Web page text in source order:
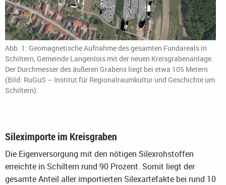
Abb. 1: Geomagnetische Aufnahme des gesamten Fundareals in
Schiltern, Gemeinde Langenlois mit der neuen Kreisgrabenanlage.
Der Durchmesser des äußeren Grabens liegt bei etwa 105 Metern
(Bild: RuGuS – Institut für Regionalraumkultur und Geschichte um
Schiltern).
Sileximporte im Kreisgraben
Die Eigenversorgung mit den nötigen Silexrohstoffen
erreichte in Schiltern rund 90 Prozent. Somit liegt der
gesamte Anteil aller importierten Silexartefakte bei rund 10